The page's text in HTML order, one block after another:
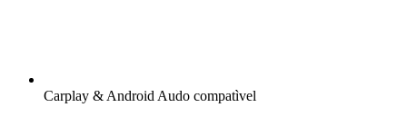
Carplay & Android Audo compatìvel